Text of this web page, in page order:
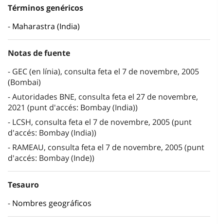
Términos genéricos
Maharastra (India)
Notas de fuente
GEC (en línia), consulta feta el 7 de novembre, 2005
(Bombai)
Autoridades BNE, consulta feta el 27 de novembre,
2021 (punt d'accés: Bombay (India))
LCSH, consulta feta el 7 de novembre, 2005 (punt
d'accés: Bombay (India))
RAMEAU, consulta feta el 7 de novembre, 2005 (punt
d'accés: Bombay (Inde))
Tesauro
Nombres geográficos